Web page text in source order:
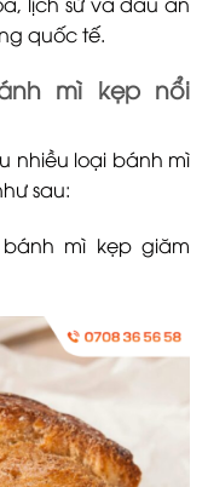
quốc tế.
mì kẹp nổi
nhiều loại bánh mì
sau:
mì kẹp giăm